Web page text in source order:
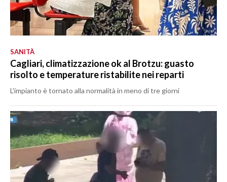
SANITÀ
Cagliari, climatizzazione ok al Brotzu: guasto
risolto e temperature ristabilite nei reparti
L'impianto è tornato alla normalità in meno di tre giorni